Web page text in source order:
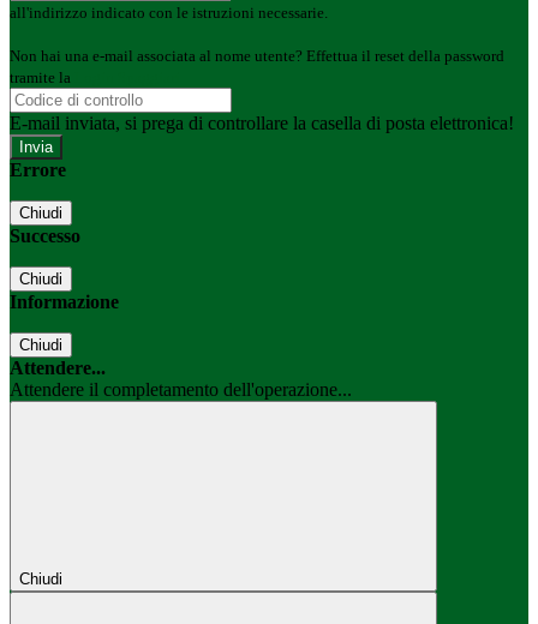
all'indirizzo indicato con le istruzioni necessarie.
Non hai una e-mail associata al nome utente? Effettua il reset della password
tramite la
E-mail inviata, si prega di controllare la casella di posta elettronica!
Errore
Chiudi
Successo
Chiudi
Informazione
Chiudi
Attendere...
Attendere il completamento dell'operazione...
Chiudi